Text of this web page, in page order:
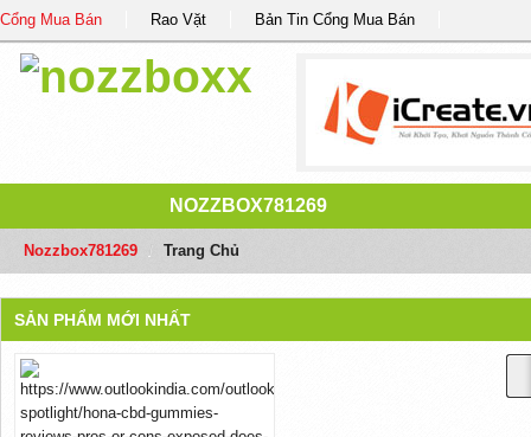
Cổng Mua Bán Rao Vặt Bản Tin Cổng Mua Bán
NOZZBOX781269
Nozzbox781269 Trang Chủ
SẢN PHẨM MỚI NHẤT